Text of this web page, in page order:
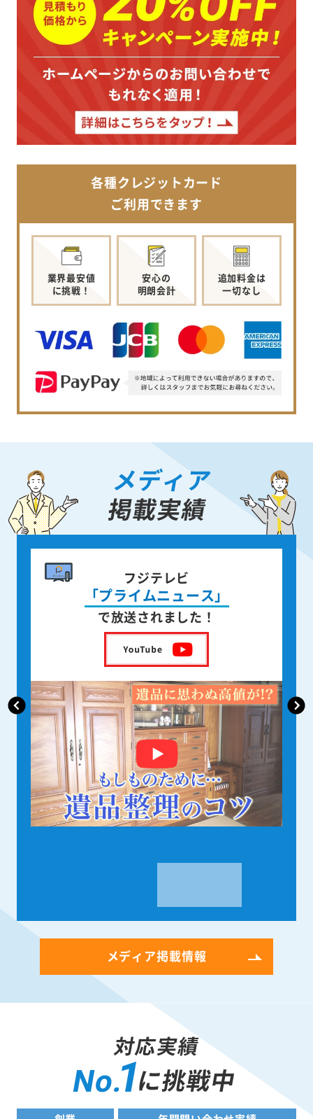
各種クレジットカード
ご利用できます
業界最安値
に挑戦！
安心の
明朗会計
追加料金は
一切なし
メディア
掲載実績
書籍出版
身近な人が
亡くなった後の遺品整理
を出版しました！
メディア掲載情報
対応実績
No.1に挑戦中